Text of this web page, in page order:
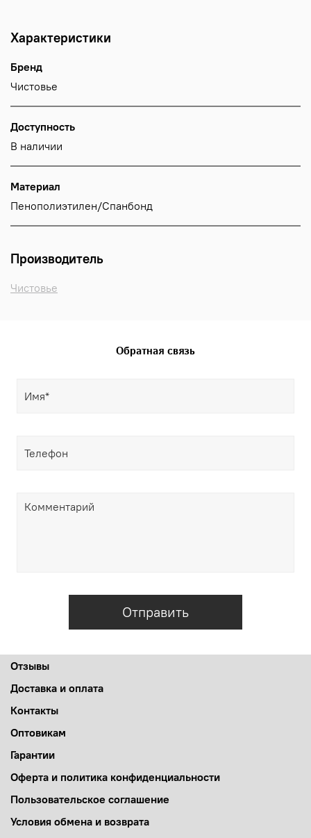
Характеристики
Бренд
Чистовье
Доступность
В наличии
Материал
Пенополиэтилен/Спанбонд
Производитель
Чистовье
Обратная связь
Отправить
Отзывы
Доставка и оплата
Контакты
Оптовикам
Гарантии
Оферта и политика конфиденциальности
Пользовательское соглашение
Условия обмена и возврата